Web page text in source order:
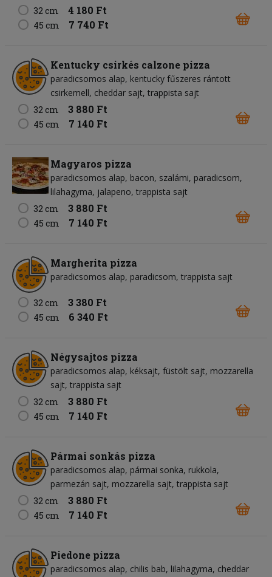
32 cm
4 180 Ft
45 cm 7 740 Ft
Kentucky csirkés calzone pizza
paradicsomos alap kentucky fűszeres rántott
csirkemell cheddar sajt trappista sajt
32 cm
3 880 Ft
45 cm 7 140 Ft
Magyaros pizza
paradicsomos alap bacon szalámi paradicsom
lilahagyma jalapeno trappista sajt
32 cm
3 880 Ft
45 cm 7 140 Ft
Margherita pizza
paradicsomos alap paradicsom trappista sajt
32 cm 3 380 Ft
45 cm 6 340 Ft
Négysajtos pizza
paradicsomos alap kéksajt füstölt sajt mozzarella
sajt trappista sajt
32 cm
3 880 Ft
45 cm 7 140 Ft
Pármai sonkás pizza
paradicsomos alap pármai sonka rukkola
parmezán sajt mozzarella sajt trappista sajt
32 cm
3 880 Ft
45 cm 7 140 Ft
Piedone pizza
paradicsomos alap chilis bab lilahagyma cheddar